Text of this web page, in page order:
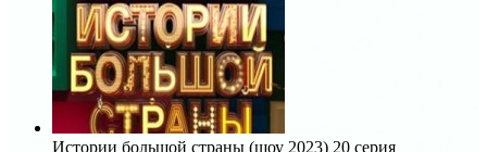
Истории большой страны (шоу 2023) 20 серия